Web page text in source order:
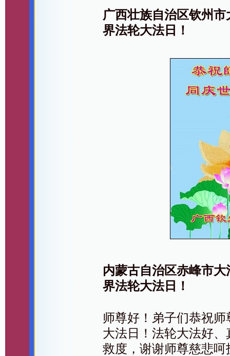
广西壮族自治区钦州
界法轮大法日！
内蒙古自治区赤峰市
界法轮大法日！
师尊好！弟子们恭祝
大法日！法轮大法好
救度，谢谢师尊慈悲呵